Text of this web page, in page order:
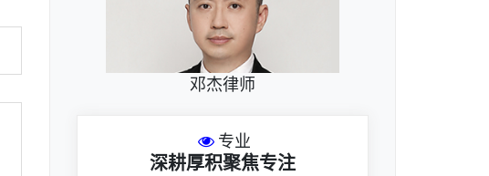
邓杰律师
专业
深耕厚积聚焦专注